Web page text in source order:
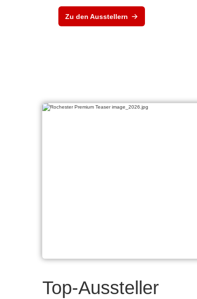
Zu den Ausstellern
Top-Aussteller